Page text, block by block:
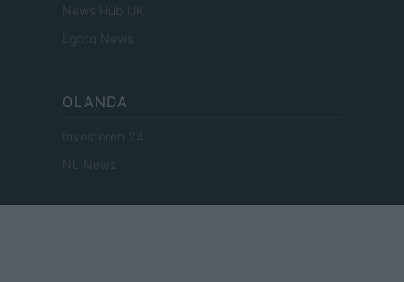
News Hub UK
Lgbtq News
OLANDA
Investeren 24
NL Newz